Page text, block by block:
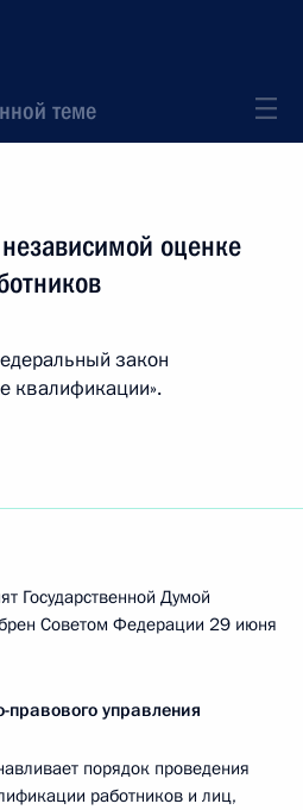
теме
оценке
закон
квалификации».
Государственной Думой
Советом Федерации 29 июня
правового управления
порядок проведения
работников и лиц,